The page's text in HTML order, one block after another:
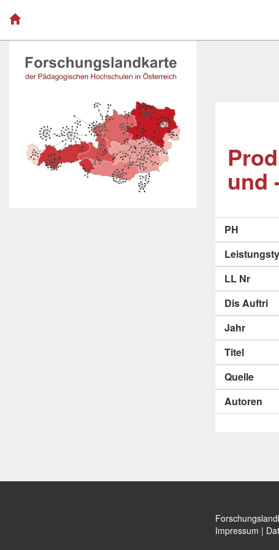
und
PH
LL Nr
Dis Auftri
Jahr
Titel
Quelle
Autoren
Impressum |